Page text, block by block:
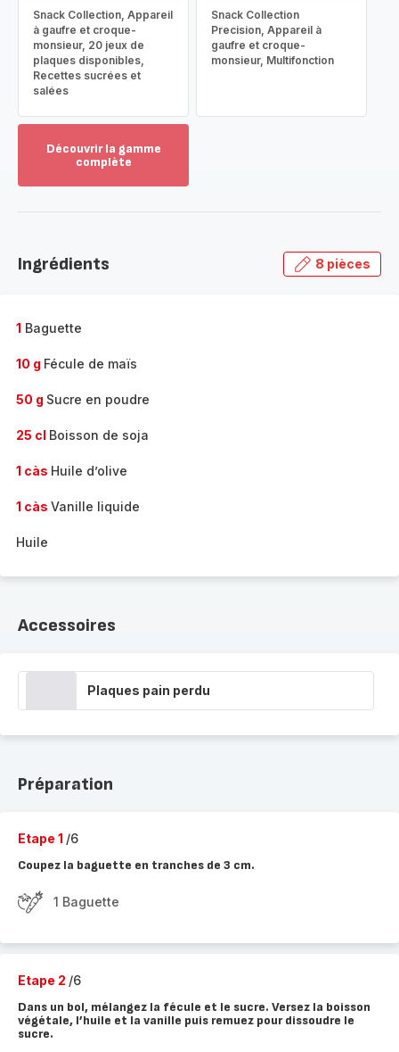
Snack Collection, Appareil
à gaufre et croque-
monsieur, 20 jeux de
plaques disponibles,
Recettes sucrées et
salées
Snack Collection
Precision, Appareil à
gaufre et croque-
monsieur, Multifonction
Découvrir la gamme
complète
gamme
Ingrédients 8 pièces
1 Baguette
10 g Fécule de maïs
50 g Sucre en poudre
25 cl Boisson de soja
1 càs Huile d’olive
1 càs Vanille liquide
Huile
Accessoires
Plaques pain perdu
Préparation
Etape 1 /6
Coupez la baguette en tranches de 3 cm.
1 Baguette
Etape 2 /6
Dans un bol, mélangez la fécule et le sucre. Versez la boisson
végétale, l’huile et la vanille puis remuez pour dissoudre le
sucre.